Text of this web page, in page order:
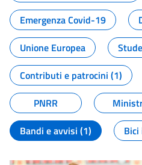
Emergenza Covid-19
Unione Europea
Contributi e patrocini (1)
PNRR
Bandi e avvisi (1)
Bici